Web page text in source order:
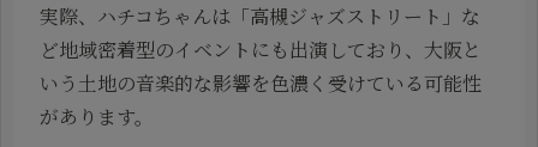
実際、ハチコちゃんは「高槻ジャズストリート」な
ど地域密着型のイベントにも出演しており、大阪と
いう土地の音楽的な影響を色濃く受けている可能性
があります。